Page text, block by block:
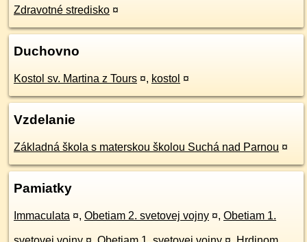
Zdravotné stredisko ¤
Duchovno
Kostol sv. Martina z Tours ¤, kostol ¤
Vzdelanie
Základná škola s materskou školou Suchá nad Parnou ¤
Pamiatky
Immaculata ¤, Obetiam 2. svetovej vojny ¤, Obetiam 1.